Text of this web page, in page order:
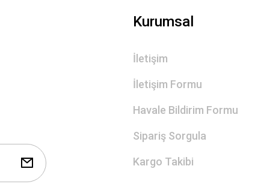
Kurumsal
İletişim
İletişim Formu
Havale Bildirim Formu
Sipariş Sorgula
Kargo Takibi